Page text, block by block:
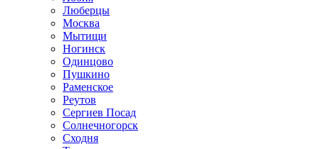
Люберцы
Москва
Мытищи
Ногинск
Одинцово
Пушкино
Раменское
Реутов
Сергиев Посад
Солнечногорск
Сходня